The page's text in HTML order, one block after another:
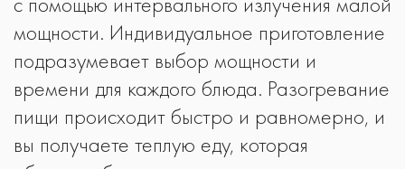
мощности. Индивидуальное приготовление
подразумевает выбор мощности и
времени для каждого блюда. Разогревание
пищи происходит быстро и равномерно, и
вы получаете теплую еду, которая